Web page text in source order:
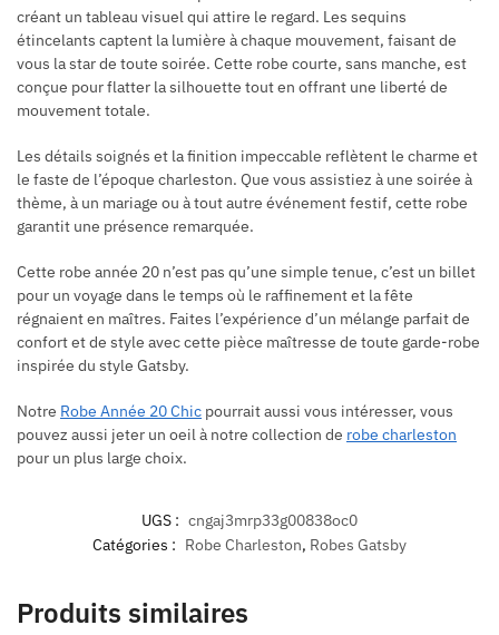
créant un tableau visuel qui attire le regard. Les sequins
étincelants captent la lumière à chaque mouvement, faisant de
vous la star de toute soirée. Cette robe courte, sans manche, est
conçue pour flatter la silhouette tout en offrant une liberté de
mouvement totale.
Les détails soignés et la finition impeccable reflètent le charme et
le faste de l’époque charleston. Que vous assistiez à une soirée à
thème, à un mariage ou à tout autre événement festif, cette robe
garantit une présence remarquée.
Cette robe année 20 n’est pas qu’une simple tenue, c’est un billet
pour un voyage dans le temps où le raffinement et la fête
régnaient en maîtres. Faites l’expérience d’un mélange parfait de
confort et de style avec cette pièce maîtresse de toute garde-robe
inspirée du style Gatsby.
Notre Robe Année 20 Chic pourrait aussi vous intéresser, vous
pouvez aussi jeter un oeil à notre collection de robe charleston
pour un plus large choix.
UGS : cngaj3mrp33g00838oc0
Catégories : Robe Charleston, Robes Gatsby
Produits similaires